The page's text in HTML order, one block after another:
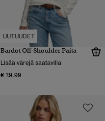
UUTUUDET
Bardot Off-Shoulder Paita
Lisää värejä saatavilla
€ 29,99